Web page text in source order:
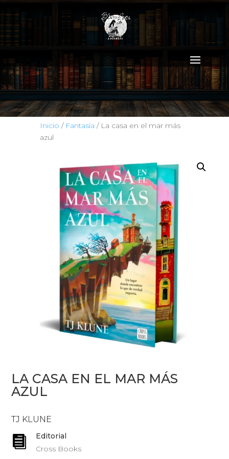
Inicio / Fantasía / La casa en el mar más
azul
LA CASA EN EL MAR MÁS
AZUL
TJ KLUNE

Editorial
Cross Books